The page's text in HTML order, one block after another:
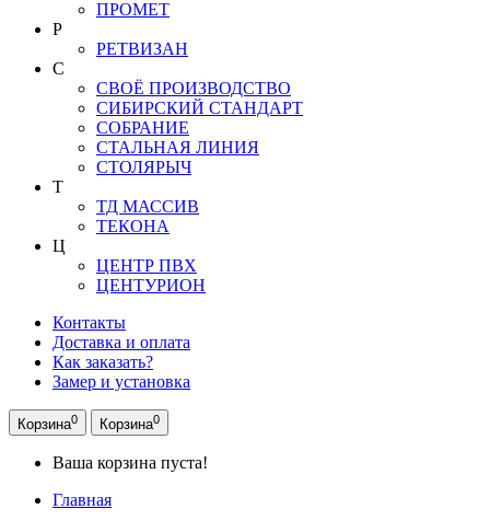
ПРОМЕТ
Р
РЕТВИЗАН
С
СВОЁ ПРОИЗВОДСТВО
СИБИРСКИЙ СТАНДАРТ
СОБРАНИЕ
СТАЛЬНАЯ ЛИНИЯ
СТОЛЯРЫЧ
Т
ТД МАССИВ
ТЕКОНА
Ц
ЦЕНТР ПВХ
ЦЕНТУРИОН
Контакты
Доставка и оплата
Как заказать?
Замер и установка
Корзина0 Корзина0
Ваша корзина пуста!
Главная